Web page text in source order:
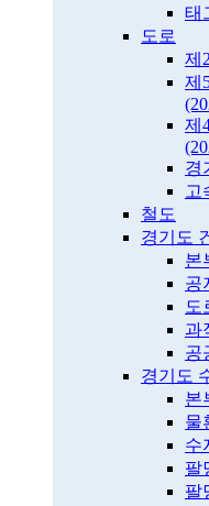
태
도로
제
제
제
경
고
철도
경기도
본
공
도
과
공
경기도
본
물
수
팔
팔